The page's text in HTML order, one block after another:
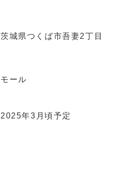
茨城県つくば市吾妻2丁目
モール
2025年3月頃予定